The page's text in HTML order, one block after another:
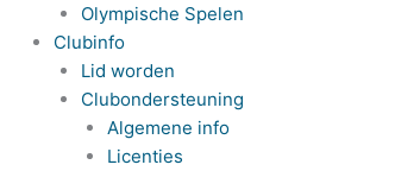
Olympische Spelen
Clubinfo
Lid worden
Clubondersteuning
Algemene info
Licenties